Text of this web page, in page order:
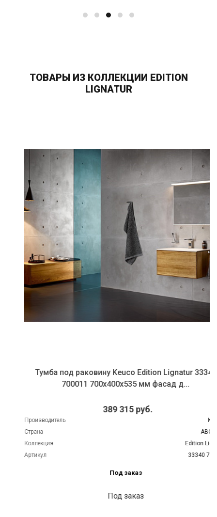
ТОВАРЫ ИЗ КОЛЛЕКЦИИ EDITION
LIGNATUR
Тумба под раковину Keuco Edition Lignatur 33340
700011 700x400x535 мм фасад д...
389 315 руб.
Производитель
KEUCO
Страна
АВСТРИЯ
Коллекция
Edition Lignatur
Артикул
33340 700011
Под заказ
Под заказ